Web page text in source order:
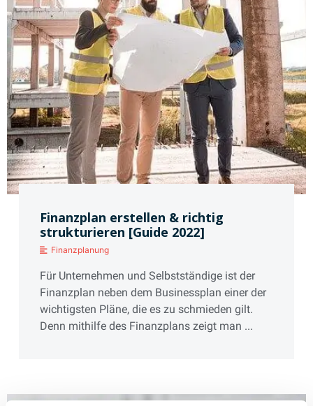
Finanzplan erstellen & richtig
strukturieren [Guide 2022]
Finanzplanung
Für Unternehmen und Selbstständige ist der
Finanzplan neben dem Businessplan einer der
wichtigsten Pläne, die es zu schmieden gilt.
Denn mithilfe des Finanzplans zeigt man ...